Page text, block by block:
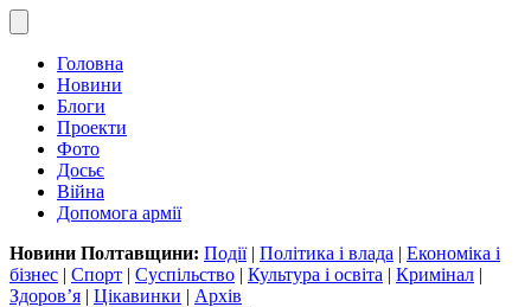
Головна
Новини
Блоги
Проекти
Фото
Досьє
Війна
Допомога армії
Новини Полтавщини: Події| Політика і влада | Економіка і
бізнес | Спорт | Суспільство | Культура і освіта | Кримінал |
Здоров’я | Цікавинки | Архів